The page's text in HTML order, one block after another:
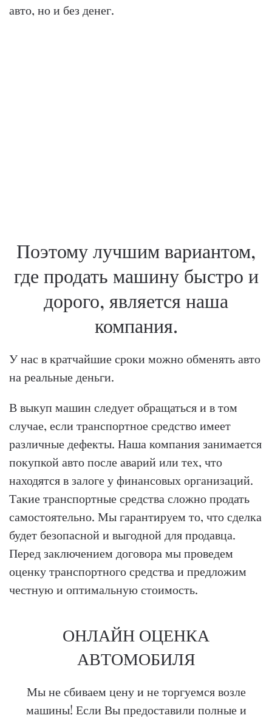
авто, но и без денег.
Поэтому лучшим вариантом,
где продать машину быстро и
дорого, является наша
компания.
У нас в кратчайшие сроки можно обменять авто
на реальные деньги.
В выкуп машин следует обращаться и в том
случае, если транспортное средство имеет
различные дефекты. Наша компания занимается
покупкой авто после аварий или тех, что
находятся в залоге у финансовых организаций.
Такие транспортные средства сложно продать
самостоятельно. Мы гарантируем то, что сделка
будет безопасной и выгодной для продавца.
Перед заключением договора мы проведем
оценку транспортного средства и предложим
честную и оптимальную стоимость.
ОНЛАЙН ОЦЕНКА
АВТОМОБИЛЯ
Мы не сбиваем цену и не торгуемся возле
машины! Если Вы предоставили полные и